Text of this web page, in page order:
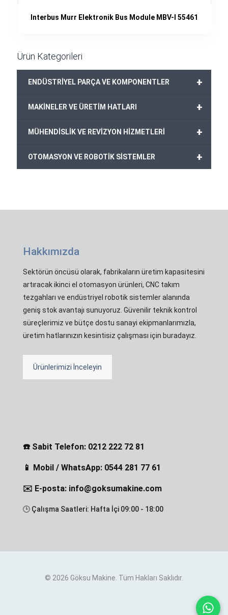
Interbus Murr Elektronik Bus Module MBV-I 55461
Ürün Kategorileri
+
ENDÜSTRİYEL PARÇA VE KOMPONENTLER
+
MAKİNELER VE ÜRETİM HATLARI
+
MÜHENDİSLİK VE REVİZYON HİZMETLERİ
+
OTOMASYON VE ROBOTİK SİSTEMLER
Hakkımızda
Sektörün öncüsü olarak, fabrikaların üretim kapasitesini
artıracak ikinci el otomasyon ürünleri, CNC takım
tezgahları ve endüstriyel robotik sistemler alanında
geniş stok avantajı sunuyoruz. Güvenilir teknik kontrol
süreçlerimiz ve bütçe dostu sanayi ekipmanlarımızla,
üretim hatlarınızın kesintisiz çalışması için buradayız.
Ürünlerimizi İnceleyin
☎️ Sabit Telefon: 0212 222 72 81
📱 Mobil / WhatsApp: 0544 281 77 61
✉️ E-posta: info@goksumakine.com
🕒 Çalışma Saatleri: Hafta İçi 09:00 - 18:00